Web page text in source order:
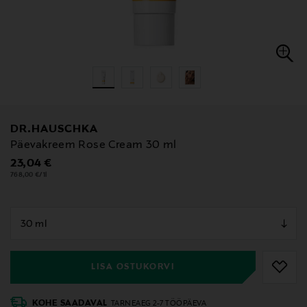
DR.HAUSCHKA
Päevakreem Rose Cream 30 ml
Original Price
23,04 €
768,00 €/1l
LISA OSTUKORVI
KOHE SAADAVAL TARNEAEG 2-7 TÖÖPÄEVA